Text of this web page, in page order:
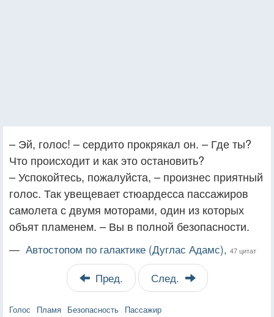
– Эй, голос! – сердито прокрякал он. – Где ты?
Что происходит и как это остановить?
– Успокойтесь, пожалуйста, – произнес приятный
голос. Так увещевает стюардесса пассажиров
самолета с двумя моторами, один из которых
объят пламенем. – Вы в полной безопасности.
— Автостопом по галактике (Дуглас Адамс), 47 цитат
Пред. След.
Голос Пламя Безопасность Пассажир